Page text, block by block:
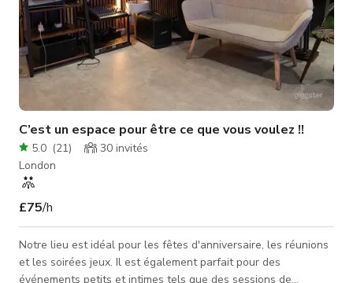
C’est un espace pour être ce que vous voulez !!
5.0 (21) 30 invités
London
£75/h
Notre lieu est idéal pour les fêtes d'anniversaire, les réunions
et les soirées jeux. Il est également parfait pour des
événements petits et intimes tels que des sessions de